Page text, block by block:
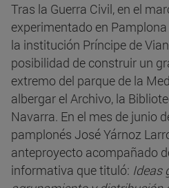
Tras la Guerra Civil, en el
experimentado en
la institución Príncipe de
posibilidad de construir un
extremo del parque de la
albergar el Archivo, la
Navarra. En el mes de junio
pamplonés José Yárnoz
anteproyecto acompañado
informativa que tituló: Ideas